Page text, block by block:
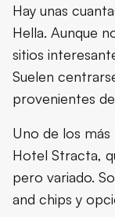
Hay unas
Hella. Aunque
sitios
Suelen
provenientes
Uno de los más
Hotel Stracta,
pero variado.
and chips y